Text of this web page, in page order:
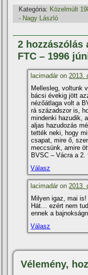
Kategória: Közelmúlt
- Nagy László
2 hozzászólás
FTC – 1996
lacimadár on 2013.
Mellesleg, voltunk
bácsi évekig jött
nézőátlaga volt a
rá századszor is,
mindenki hazudik,
aljas hazudozás
tették neki, hogy
csapat, mire ő,
meccsünk, amire
BVSC – Vácra a 2.
Válasz
lacimadár on 2013.
Milyen igaz, mai is!
Hát… ezért nem
ennek a
Válasz
Vélemény,